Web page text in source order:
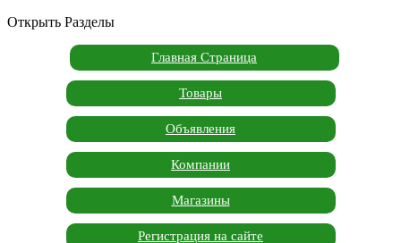
Открыть Разделы
Главная Страница
Товары
Объявления
Компании
Магазины
Регистрация на сайте